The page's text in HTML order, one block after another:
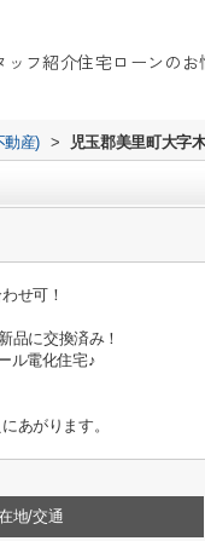
ッフ紹介住宅ローンのお
動産) > 児玉郡美里町大字
せ可！
品に交換済み！
ル電化住宅♪
あがります。
地/交通